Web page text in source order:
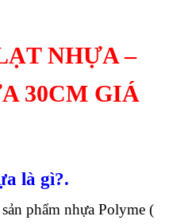
NHỰA –
30CM GIÁ
là gì?.
phẩm nhựa Polyme (